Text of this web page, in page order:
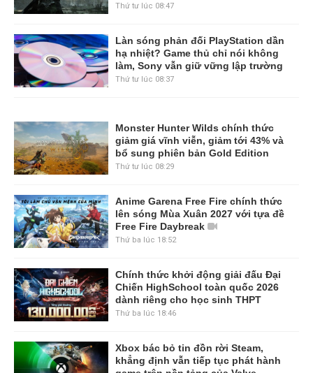
Thứ tư lúc 08:47
Làn sóng phản đối PlayStation dần
hạ nhiệt? Game thủ chỉ nói không
làm, Sony vẫn giữ vững lập trường
Thứ tư lúc 08:37
Monster Hunter Wilds chính thức
giảm giá vĩnh viễn, giảm tới 43% và
bổ sung phiên bản Gold Edition
Thứ tư lúc 08:29
Anime Garena Free Fire chính thức
lên sóng Mùa Xuân 2027 với tựa đề
Free Fire Daybreak
Thứ ba lúc 18:52
Chính thức khởi động giải đấu Đại
Chiến HighSchool toàn quốc 2026
dành riêng cho học sinh THPT
Thứ ba lúc 18:46
Xbox bác bỏ tin đồn rời Steam,
khẳng định vẫn tiếp tục phát hành